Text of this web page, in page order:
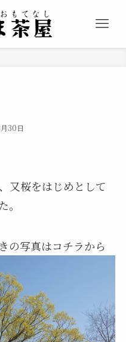
30日
又桜をはじめとして
の写真はコチラから